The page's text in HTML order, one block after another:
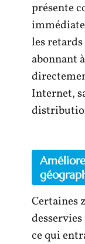
présente
les
abonnant
Internet,
Certaines
ce qui